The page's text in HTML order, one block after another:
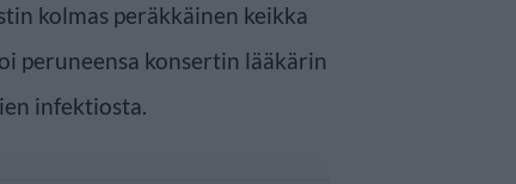
kolmas peräkkäinen keikka
peruneensa konsertin lääkärin
infektiosta.